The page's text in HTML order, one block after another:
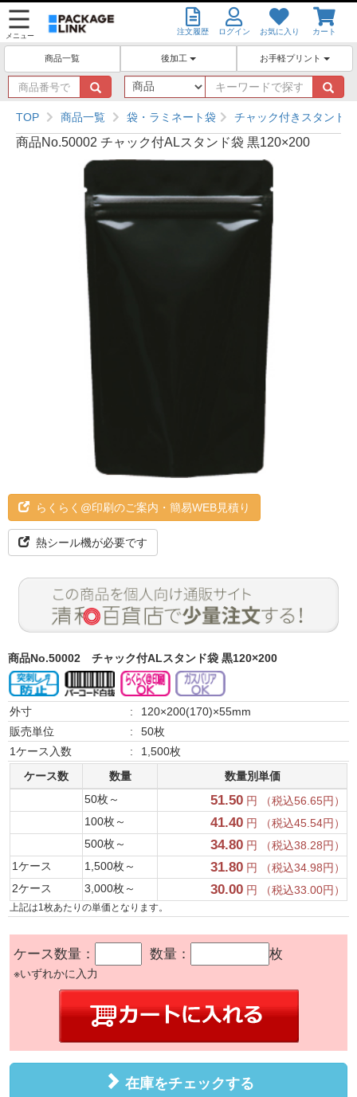
メニュー 注文履歴 ログイン お気に入り カート
商品一覧 後加工 お手軽プリント
商
品
番
号
で
キ
ー
ワ
ー
ド
で
す
TOP 商品一覧 袋・ラミネート袋 チャック付きスタンド
商品No.50002 チャック付ALスタンド袋 黒120×200
らくらく@印刷のご案内・簡易WEB見積り
熱シール機が必要です
商品No.50002 チャック付ALスタンド袋 黒120×200
外寸 :
120×200(170)×55mm
販売単位
:
50枚
1ケース入数
:
1,500枚
ケース数
数量
数量別単価
50枚～
51.50 円 （税込56.65円）
100枚～
41.40 円 （税込45.54円）
500枚～
34.80 円 （税込38.28円）
1ケース
1,500枚～ 31.80 円 （税込34.98円）
2ケース
3,000枚～ 30.00 円 （税込33.00円）
上記は1枚あたりの単価となります。
ケース数量： 数量： 枚
※いずれかに入力
在庫をチェックする